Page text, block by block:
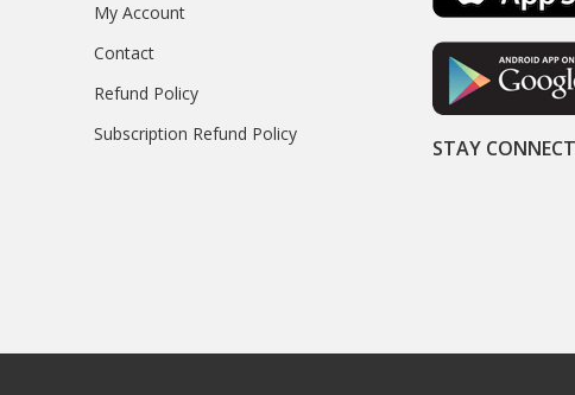
My Account
Contact
Refund Policy
Subscription Refund Policy
STAY